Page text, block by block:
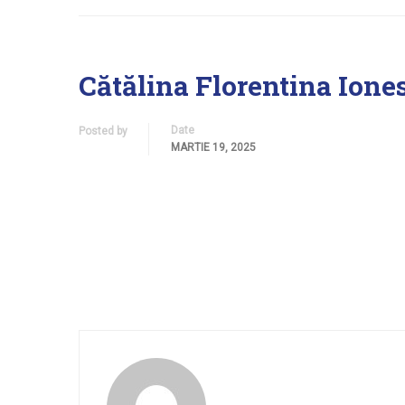
Cătălina Florentina
Posted by
Date
MARTIE 19, 2025